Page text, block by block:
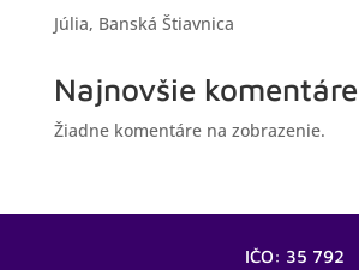
Júlia, Banská Štiavnica
Najnovšie komentáre
Žiadne komentáre na zobrazenie.
IČO: 35 792